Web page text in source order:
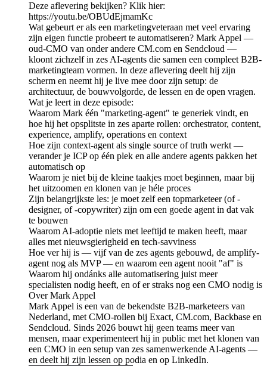
Deze aflevering bekijken? Klik hier:
https://youtu.be/OBUdEjmamKc
Wat gebeurt er als een marketingveteraan met veel ervaring
zijn eigen functie probeert te automatiseren? Mark Appel —
oud-CMO van onder andere CM.com en Sendcloud —
kloont zichzelf in zes AI-agents die samen een compleet B2B-
marketingteam vormen. In deze aflevering deelt hij zijn
scherm en neemt hij je live mee door zijn setup: de
architectuur, de bouwvolgorde, de lessen en de open vragen.
Wat je leert in deze episode:
Waarom Mark één "marketing-agent" te generiek vindt, en
hoe hij het opsplitste in zes aparte rollen: orchestrator, content,
experience, amplify, operations en context
Hoe zijn context-agent als single source of truth werkt —
verander je ICP op één plek en alle andere agents pakken het
automatisch op
Waarom je niet bij de kleine taakjes moet beginnen, maar bij
het uitzoomen en klonen van je héle proces
Zijn belangrijkste les: je moet zelf een topmarketeer (of -
designer, of -copywriter) zijn om een goede agent in dat vak
te bouwen
Waarom AI-adoptie niets met leeftijd te maken heeft, maar
alles met nieuwsgierigheid en tech-savviness
Hoe ver hij is — vijf van de zes agents gebouwd, de amplify-
agent nog als MVP — en waarom een agent nooit "af" is
Waarom hij ondánks alle automatisering juist meer
specialisten nodig heeft, en of er straks nog een CMO nodig is
Over Mark Appel
Mark Appel is een van de bekendste B2B-marketeers van
Nederland, met CMO-rollen bij Exact, CM.com, Backbase en
Sendcloud. Sinds 2026 bouwt hij geen teams meer van
mensen, maar experimenteert hij in public met het klonen van
een CMO in een setup van zes samenwerkende AI-agents —
en deelt hij zijn lessen op podia en op LinkedIn.